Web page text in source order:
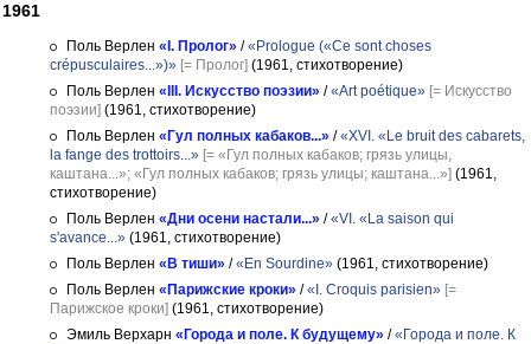
1961
Поль Верлен «I. Пролог» /«Prologue («Ce sont choses
crépusculaires...»)» [= Пролог] (1961, стихотворение)
Поль Верлен «III. Искусство поэзии» /«Art poétique» [= Искусство
поэзии] (1961, стихотворение)
Поль Верлен «Гул полных кабаков...» /«XVI. «Le bruit des cabarets,
la fange des trottoirs...» [= «Гул полных кабаков; грязь улицы,
каштана...»; «Гул полных кабаков; грязь улицы; каштана...»] (1961,
стихотворение)
Поль Верлен «Дни осени настали...» /«VI. «La saison qui
s'avance...» (1961, стихотворение)
Поль Верлен «В тиши» /«En Sourdine» (1961, стихотворение)
Поль Верлен «Парижские кроки» /«I. Croquis parisien» [=
Парижское кроки] (1961, стихотворение)
Эмиль Верхарн «Города и поле. К будущему» /«Города и поле. К